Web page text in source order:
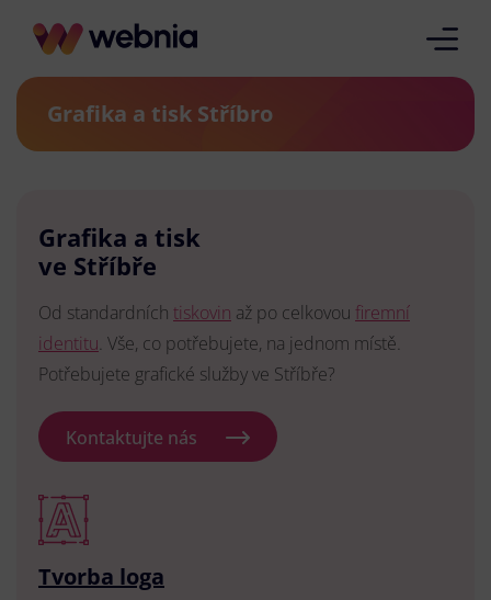
Grafika a tisk Stříbro
Grafika a tisk
ve Stříbře
Od standardních tiskovin až po celkovou firemní
identitu. Vše, co potřebujete, na jednom místě.
Potřebujete grafické služby ve Stříbře?
Kontaktujte nás
Tvorba loga